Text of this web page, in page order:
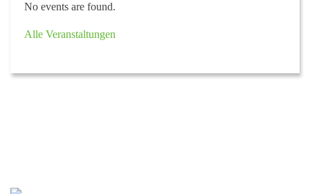
No events are found.
Alle Veranstaltungen